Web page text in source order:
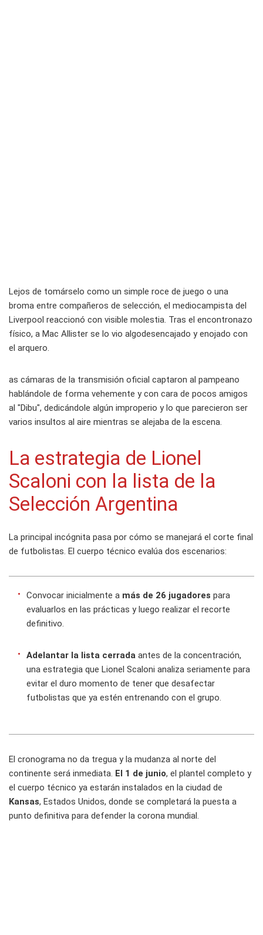
Lejos de tomárselo como un simple roce de juego o una
broma entre compañeros de selección, el mediocampista del
Liverpool reaccionó con visible molestia. Tras el encontronazo
físico, a Mac Allister se lo vio algodesencajado y enojado con
el arquero.
as cámaras de la transmisión oficial captaron al pampeano
hablándole de forma vehemente y con cara de pocos amigos
al "Dibu", dedicándole algún improperio y lo que parecieron ser
varios insultos al aire mientras se alejaba de la escena.
La estrategia de Lionel
Scaloni con la lista de la
Selección Argentina
La principal incógnita pasa por cómo se manejará el corte final
de futbolistas. El cuerpo técnico evalúa dos escenarios:
Convocar inicialmente a más de 26 jugadores para
evaluarlos en las prácticas y luego realizar el recorte
definitivo.
Adelantar la lista cerrada antes de la concentración,
una estrategia que Lionel Scaloni analiza seriamente para
evitar el duro momento de tener que desafectar
futbolistas que ya estén entrenando con el grupo.
El cronograma no da tregua y la mudanza al norte del
continente será inmediata. El 1 de junio, el plantel completo y
el cuerpo técnico ya estarán instalados en la ciudad de
Kansas, Estados Unidos, donde se completará la puesta a
punto definitiva para defender la corona mundial.